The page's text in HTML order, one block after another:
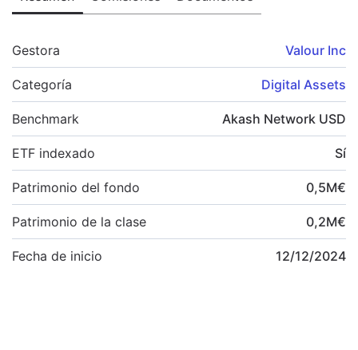
Gestora Valour Inc
Categoría Digital Assets
Benchmark Akash Network USD
ETF indexado Sí
Patrimonio del fondo 0,5M€
Patrimonio de la clase 0,2M€
Fecha de inicio 12/12/2024